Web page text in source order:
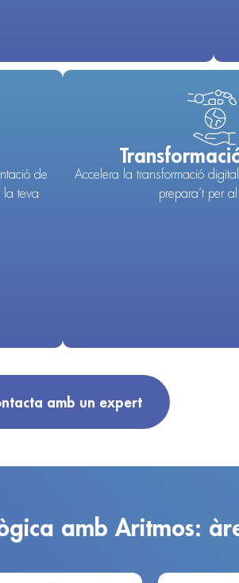
de
la teva
Accelera la transformació
prepara’t per
amb un expert
amb Aritmos: